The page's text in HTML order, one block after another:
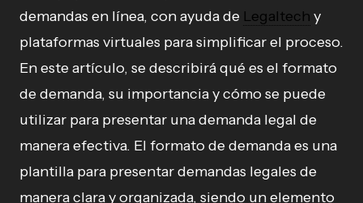
demandas en línea, con ayuda de Legaltech y
plataformas virtuales para simplificar el proceso.
En este artículo, se describirá qué es el formato
de demanda, su importancia y cómo se puede
utilizar para presentar una demanda legal de
manera efectiva. El formato de demanda es una
plantilla para presentar demandas legales de
manera clara y organizada, siendo un elemento